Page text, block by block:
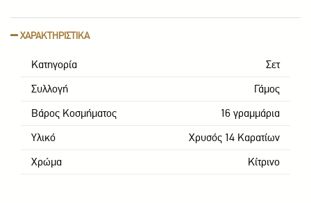
ΧΑΡΑΚΤΗΡΙΣΤΙΚΑ
Κατηγορία Σετ
Συλλογή Γάμος
Βάρος Κοσμήματος 16 γραμμάρια
Υλικό Χρυσός 14 Καρατίων
Χρώμα Κίτρινο